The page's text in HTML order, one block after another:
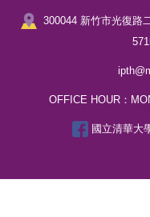
300044 新竹市光復路
OFFICE HOUR：
國立清華大